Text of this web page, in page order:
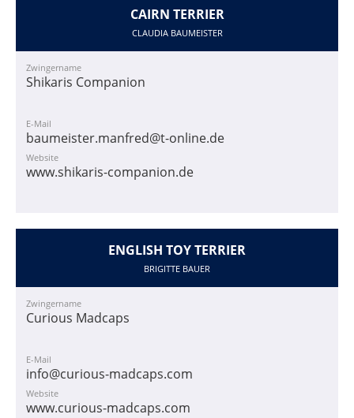
CAIRN TERRIER
CLAUDIA BAUMEISTER
Zwingername
Shikaris Companion
E-Mail
baumeister.manfred@t-online.de
Website
www.shikaris-companion.de
ENGLISH TOY TERRIER
BRIGITTE BAUER
Zwingername
Curious Madcaps
E-Mail
info@curious-madcaps.com
Website
www.curious-madcaps.com